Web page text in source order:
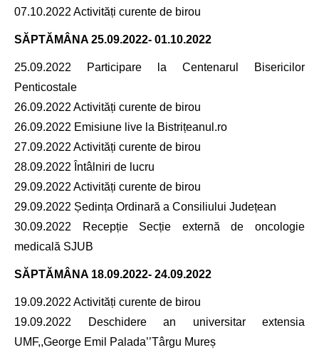
07.10.2022 Activități curente de birou
SĂPTĂMÂNA 25.09.2022- 01.10.2022
25.09.2022 Participare la Centenarul Bisericilor
Penticostale
26.09.2022 Activități curente de birou
26.09.2022 Emisiune live la Bistrițeanul.ro
27.09.2022 Activități curente de birou
28.09.2022 Întâlniri de lucru
29.09.2022 Activități curente de birou
29.09.2022 Ședința Ordinară a Consiliului Județean
30.09.2022 Recepție Secție externă de oncologie
medicală SJUB
SĂPTĂMÂNA 18.09.2022- 24.09.2022
19.09.2022 Activități curente de birou
19.09.2022 Deschidere an universitar extensia
UMF,,George Emil Palada’’Târgu Mureș